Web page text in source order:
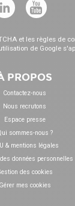
et les règles de
de Google
PROPOS
Contactez-nous
Nous recrutons
Espace presse
sommes-nous ?
& mentions légales
données personnelles
des cookies
Gérer mes cookies